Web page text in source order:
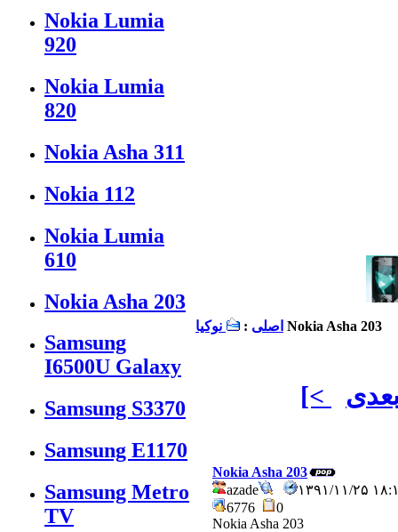
Nokia Lumia
920
Nokia Lumia
820
Nokia Asha 311
Nokia 112
Nokia Lumia
610
Nokia Asha 203
Samsung
I6500U Galaxy
Samsung S3370
Samsung E1170
Samsung Metro
TV
اصلی : نوكيا Nokia Asha 203
[<
Nokia Asha 203
azade
۱۱/۲۵ ۱۸:۱۰
6776
0
Nokia Asha 203